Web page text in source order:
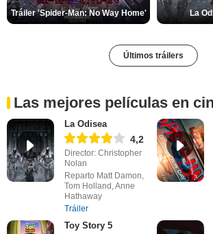
Tráiler 'Spider-Man: No Way Home' La
Últimos tráilers
Las mejores películas en
La Odisea
4,2
Director: Christopher
Nolan
Reparto Matt Damon,
Tom Holland, Anne
Hathaway
Tráiler
Toy Story 5